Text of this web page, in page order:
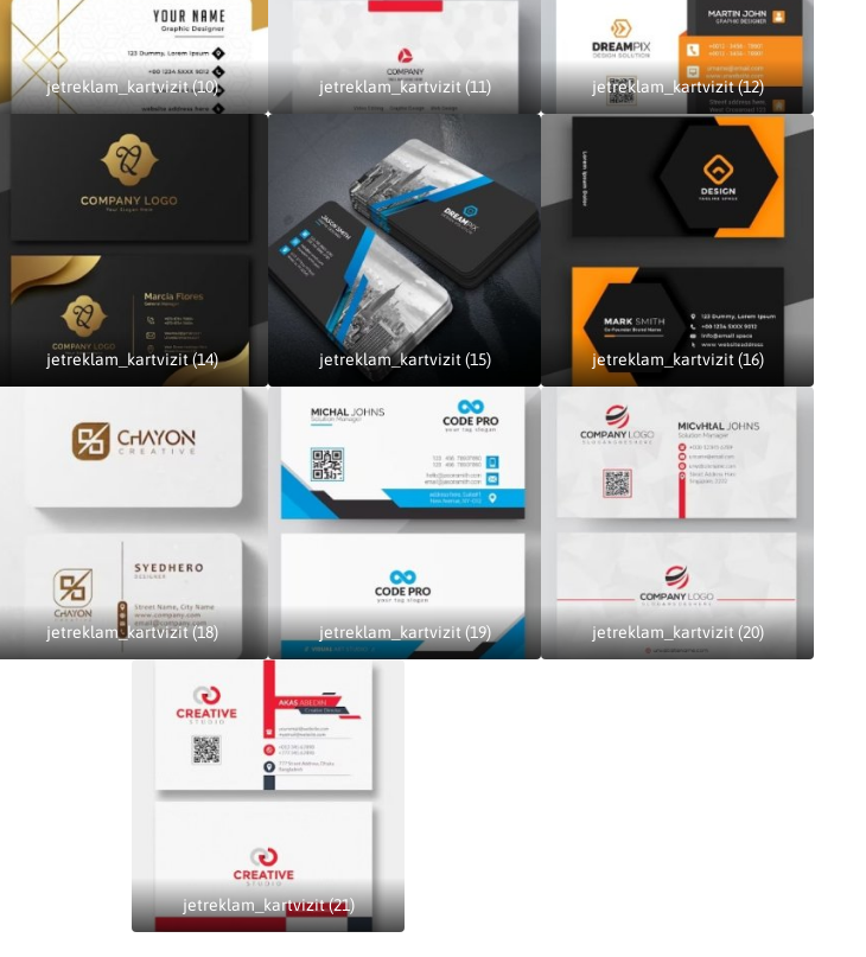
jetreklam_kartvizit (10) jetreklam_kartvizit (11) jetreklam_kartvizit (12)
jetreklam_kartvizit (14) jetreklam_kartvizit (15) jetreklam_kartvizit (16)
jetreklam_kartvizit (18) jetreklam_kartvizit (19) jetreklam_kartvizit (20)
jetreklam_kartvizit (21)